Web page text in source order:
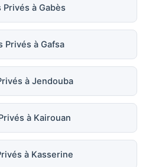
à Gabès
Privés à Gafsa
à Jendouba
à Kairouan
à Kasserine